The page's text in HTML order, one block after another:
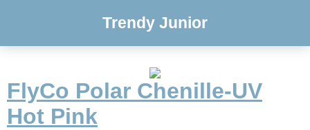
Trendy Junior
FlyCo Polar Chenille-UV
Hot Pink